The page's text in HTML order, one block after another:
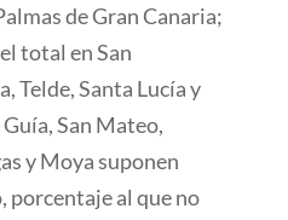
de Gran Canaria;
total en San
Telde, Santa Lucía y
San Mateo,
y Moya suponen
porcentaje al que no